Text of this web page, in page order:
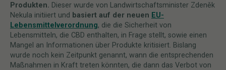
Produkten. Dieser wurde von Landwirtschaftsminister Zdeněk
Nekula initiiert und basiert auf der neuen EU-
Lebensmittelverordnung, die die Sicherheit von
Lebensmitteln, die CBD enthalten, in Frage stellt, sowie einen
Mangel an Informationen über Produkte kritisiert. Bislang
wurde noch kein Zeitpunkt genannt, wann die entsprechenden
Maßnahmen in Kraft treten könnten, die dann das Verbot von